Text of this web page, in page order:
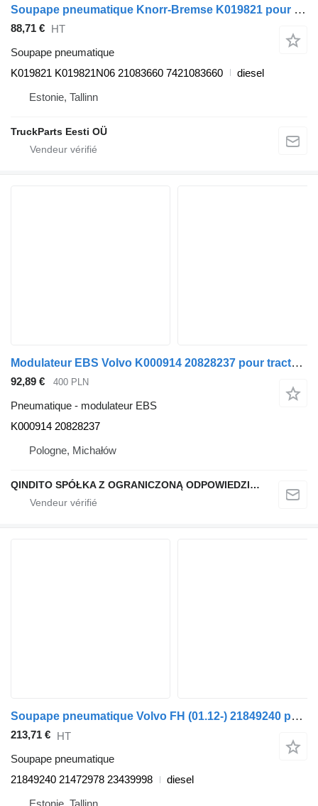
Soupape pneumatique Knorr-Bremse K019821 pour tracteur routier Volvo FL, FE (2013-)
88,71 € HT
Soupape pneumatique
K019821 K019821N06 21083660 7421083660
diesel
Estonie, Tallinn
TruckParts Eesti OÜ
Modulateur EBS Volvo K000914 20828237 pour tracteur routier Volvo FH 13
92,89 € 400 PLN
Pneumatique - modulateur EBS
K000914 20828237
Pologne, Michałów
QINDITO SPÓŁKA Z OGRANICZONĄ ODPOWIEDZIALNOŚCIĄ
Soupape pneumatique Volvo FH (01.12-) 21849240 pour tracteur routier Volvo FH, FM, FMX-4 series (2013-)
213,71 € HT
Soupape pneumatique
21849240 21472978 23439998
diesel